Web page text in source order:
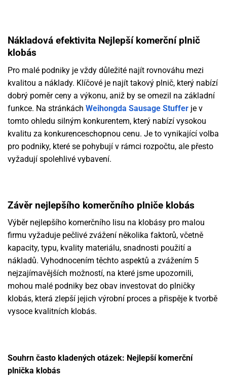
Nákladová efektivita Nejlepší komerční plnič
klobás
Pro malé podniky je vždy důležité najít rovnováhu mezi
kvalitou a náklady. Klíčové je najít takový plnič, který nabízí
dobrý poměr ceny a výkonu, aniž by se omezil na základní
funkce. Na stránkách Weihongda Sausage Stuffer je v
tomto ohledu silným konkurentem, který nabízí vysokou
kvalitu za konkurenceschopnou cenu. Je to vynikající volba
pro podniky, které se pohybují v rámci rozpočtu, ale přesto
vyžadují spolehlivé vybavení.
Závěr nejlepšího komerčního plniče klobás
Výběr nejlepšího komerčního lisu na klobásy pro malou
firmu vyžaduje pečlivé zvážení několika faktorů, včetně
kapacity, typu, kvality materiálu, snadnosti použití a
nákladů. Vyhodnocením těchto aspektů a zvážením 5
nejzajímavějších možností, na které jsme upozornili,
mohou malé podniky bez obav investovat do plničky
klobás, která zlepší jejich výrobní proces a přispěje k tvorbě
vysoce kvalitních klobás.
Souhrn často kladených otázek: Nejlepší komerční
plnička klobás